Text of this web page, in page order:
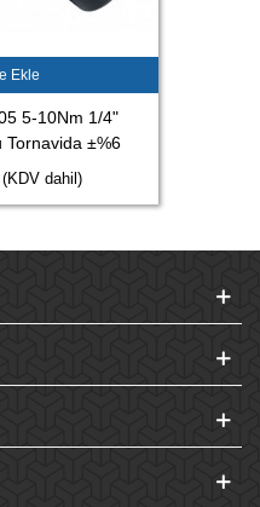
Ekle
5-10Nm 1/4"
Tornavida ±%6
(KDV dahil)